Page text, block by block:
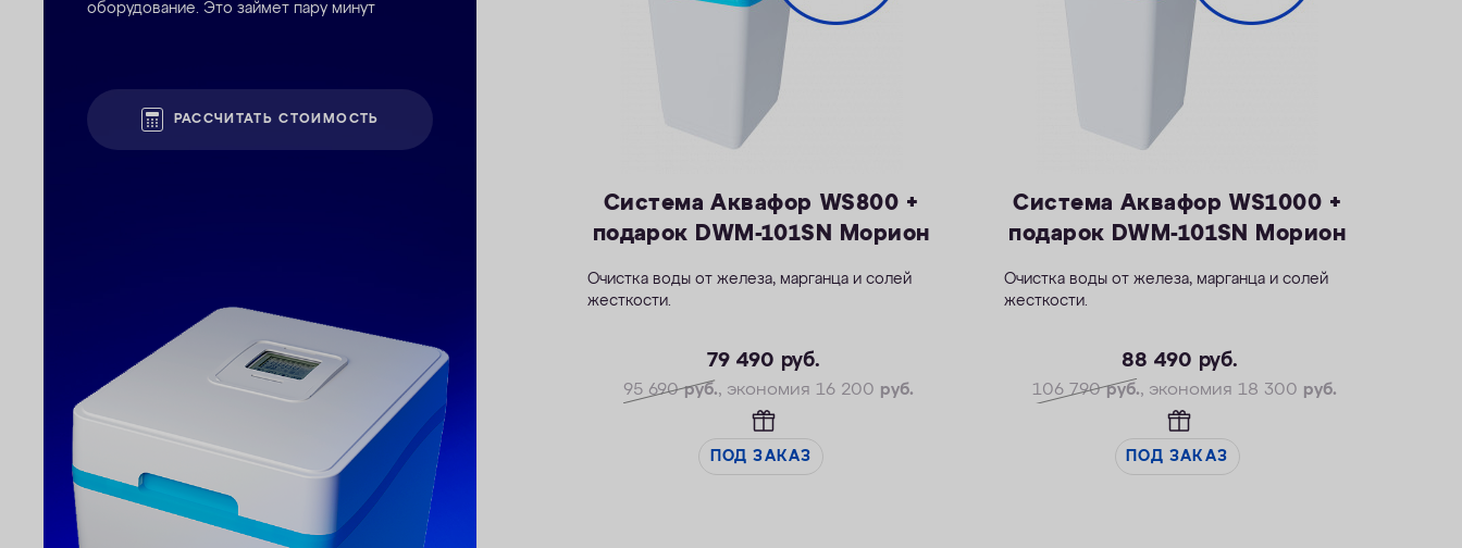
оборудование. Это займет пару минут
РАССЧИТАТЬ СТОИМОСТЬ
Система Аквафор WS800 +
подарок DWM-101SN Морион
Очистка воды от железа, марганца и солей
жесткости.
— Максимальная удаляемая жесткость — 28
мг-экв/л
железа — 12 мг/л
— Максимальная удаляемая концентрация
79 490 руб.
95 690руб., экономия 16 200 руб.
ПОД ЗАКАЗ
Система Аквафор WS1000 +
подарок DWM-101SN Морион
Очистка воды от железа, марганца и солей
жесткости.
— Максимальная удаляемая жесткость — 34
мг-экв/л
железа —14 мг/л
— Максимальная удаляемая концентрация
88 490 руб.
106 790руб., экономия 18 300 руб.
ПОД ЗАКАЗ